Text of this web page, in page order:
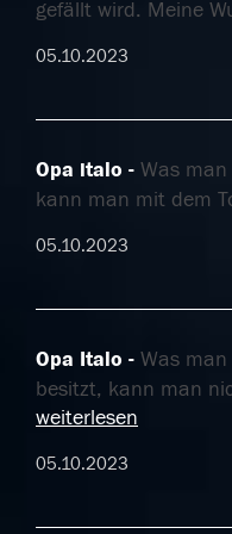
gefällt wird. Meine
05.10.2023
Opa italo
Was
kann man mit dem
05.10.2023
Opa Italo
Was
besitzt, kann man
weiterlesen
05.10.2023